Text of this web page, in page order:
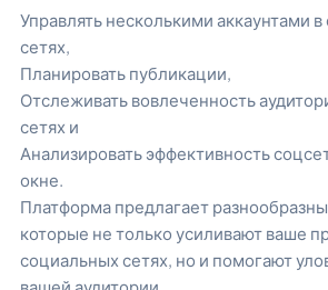
Управлять несколькими аккаунтами
сетях,
Планировать публикации,
Отслеживать вовлеченность
сетях и
Анализировать эффективность
окне.
Платформа предлагает
которые не только усиливают ваше
социальных сетях, но и помогают
вашей аудитории.